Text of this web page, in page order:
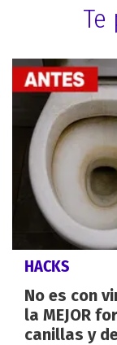
HACKS
No es con
la MEJOR
canillas y